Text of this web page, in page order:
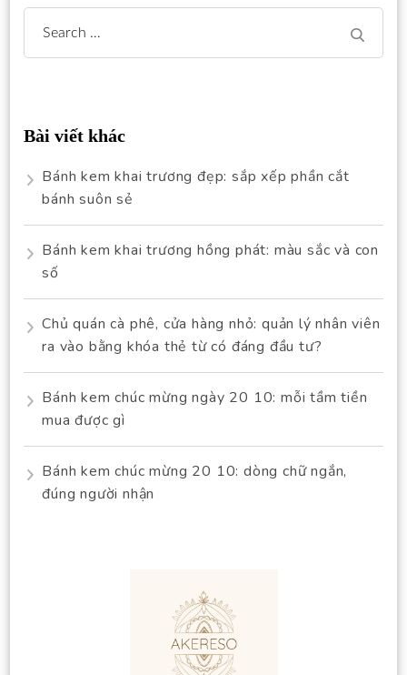
Search
for:
Bài viết khác
Bánh kem khai trương đẹp: sắp xếp phần cắt
bánh suôn sẻ
Bánh kem khai trương hồng phát: màu sắc và con
số
Chủ quán cà phê, cửa hàng nhỏ: quản lý nhân viên
ra vào bằng khóa thẻ từ có đáng đầu tư?
Bánh kem chúc mừng ngày 20 10: mỗi tầm tiền
mua được gì
Bánh kem chúc mừng 20 10: dòng chữ ngắn,
đúng người nhận